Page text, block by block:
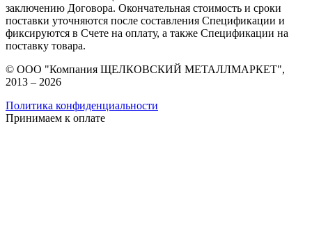
заключению Договора. Окончательная стоимость и сроки
поставки уточняются после составления Спецификации и
фиксируются в Счете на оплату, а также Спецификации на
поставку товара.
© ООО "Компания ЩЕЛКОВСКИЙ МЕТАЛЛМАРКЕТ",
2013 – 2026
Политика конфиденциальности
Принимаем к оплате